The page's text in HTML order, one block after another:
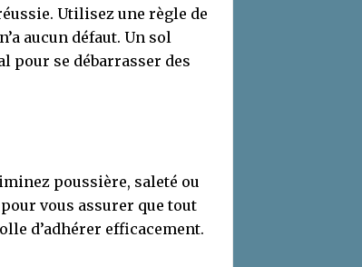
Utilisez une règle de
aucun défaut. Un sol
pour se débarrasser des
poussière, saleté ou
vous assurer que tout
d’adhérer efficacement.